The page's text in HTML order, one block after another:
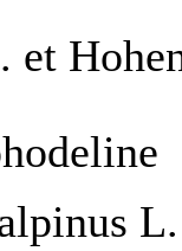
et
L.